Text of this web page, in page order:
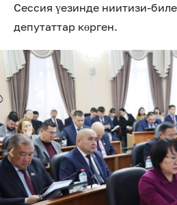
Сессия үезинде ниитизи-
депутаттар көрген.